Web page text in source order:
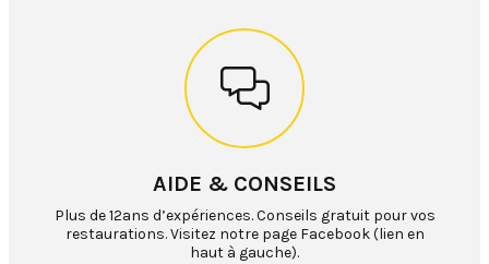
AIDE & CONSEILS
Plus de 12ans d’expériences. Conseils gratuit pour vos
restaurations. Visitez notre page Facebook (lien en
haut à gauche).